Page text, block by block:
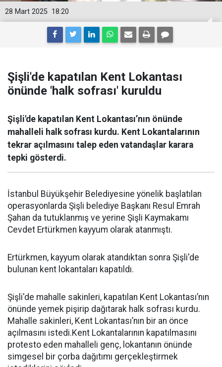
18:20
28 Mart 2025
Şişli'de kapatılan Kent Lokantası
önünde 'halk sofrası' kuruldu
Şişli'de kapatılan Kent Lokantası’nın önünde
mahalleli halk sofrası kurdu. Kent Lokantalarının
tekrar açılmasını talep eden vatandaşlar karara
tepki gösterdi.
İstanbul Büyükşehir Belediyesine yönelik başlatılan
operasyonlarda Şişli belediye Başkanı Resul Emrah
Şahan da tutuklanmış ve yerine Şişli Kaymakamı
Cevdet Ertürkmen kayyum olarak atanmıştı.
Ertürkmen, kayyum olarak atandıktan sonra Şişli'de
bulunan kent lokantaları kapatıldı.
Şişli'de mahalle sakinleri, kapatılan Kent Lokantası’nın
önünde yemek pişirip dağıtarak halk sofrası kurdu.
Mahalle sakinleri, Kent Lokantası’nın bir an önce
açılmasını istedi.Kent Lokantalarının kapatılmasını
protesto eden mahalleli genç, lokantanın önünde
simgesel bir çorba dağıtımı gerçekleştirmek